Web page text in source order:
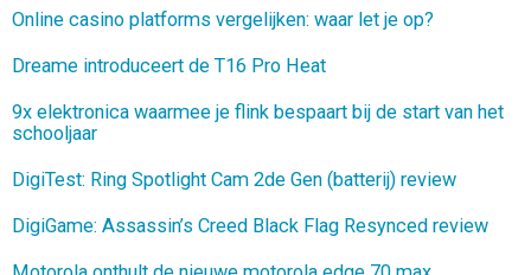
Online casino platforms vergelijken: waar let je op?
Dreame introduceert de T16 Pro Heat
9x elektronica waarmee je flink bespaart bij de start van het
schooljaar
DigiTest: Ring Spotlight Cam 2de Gen (batterij) review
DigiGame: Assassin’s Creed Black Flag Resynced review